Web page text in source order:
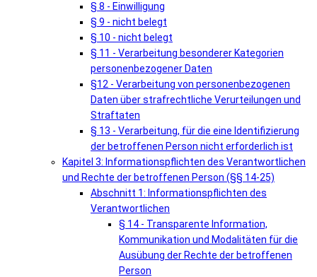
§ 8 - Einwilligung
§ 9 - nicht belegt
§ 10 - nicht belegt
§ 11 - Verarbeitung besonderer Kategorien
personenbezogener Daten
§12 - Verarbeitung von personenbezogenen
Daten über strafrechtliche Verurteilungen und
Straftaten
§ 13 - Verarbeitung, für die eine Identifizierung
der betroffenen Person nicht erforderlich ist
Kapitel 3: Informationspflichten des Verantwortlichen
und Rechte der betroffenen Person (§§ 14-25)
Abschnitt 1: Informationspflichten des
Verantwortlichen
§ 14 - Transparente Information,
Kommunikation und Modalitäten für die
Ausübung der Rechte der betroffenen
Person